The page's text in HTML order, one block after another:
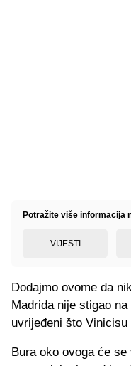
Potražite više informacija
VIJESTI
Dodajmo ovome da
Madrida nije stigao
uvrijeđeni što
Bura oko ovoga će